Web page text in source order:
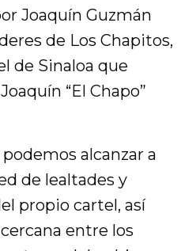
Joaquín Guzmán
de Los Chapitos,
de Sinaloa que
“El Chapo”
alcanzar a
de lealtades y
propio cartel, así
entre los